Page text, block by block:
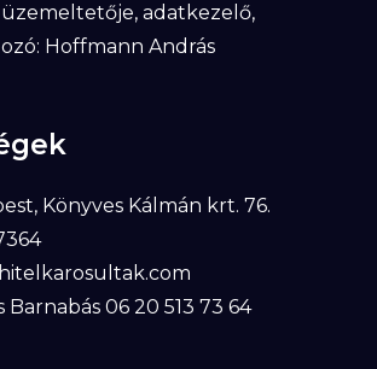
adatkezelő,
Hoffmann András
Könyves Kálmán krt. 76.
Barnabás 06 20 513 73 64